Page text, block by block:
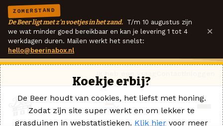
ZOMERSTAND
De Beer ligt met z'n voetjes in het zand. T/m 10 augustus zijn
we wat minder goed bereikbaar en kan je levering 1 tot 4
werkdagen duren. Mailen werkt het snelst:
hello@beerinabox.nl
×
Koekje erbij?
De Beer houdt van cookies, het liefst met honing.
Zodat zijn site super werkt en om lekker te
grasduinen in webstatistieken. Klik hier voor meer